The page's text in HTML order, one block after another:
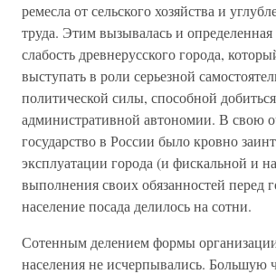
ремесла от сельского хозяйства и
труда. Этим вызывалась и определенная
слабость древнерусского города,
выступать в роли серьезной
политической силы, способной добиться
административной автономии. В свою
государство в России было кровно
эксплуатации города (и фискальной и
выполнения своих обязанностей перед
население посада делилось на сотни.
Сотенным делением формы
населения не исчерпывались. Большую